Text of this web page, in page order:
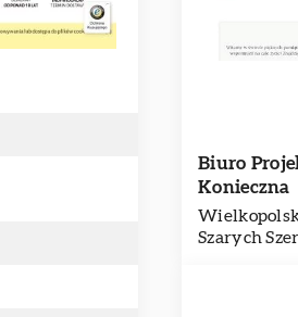
Biuro
Konieczna
Szarych